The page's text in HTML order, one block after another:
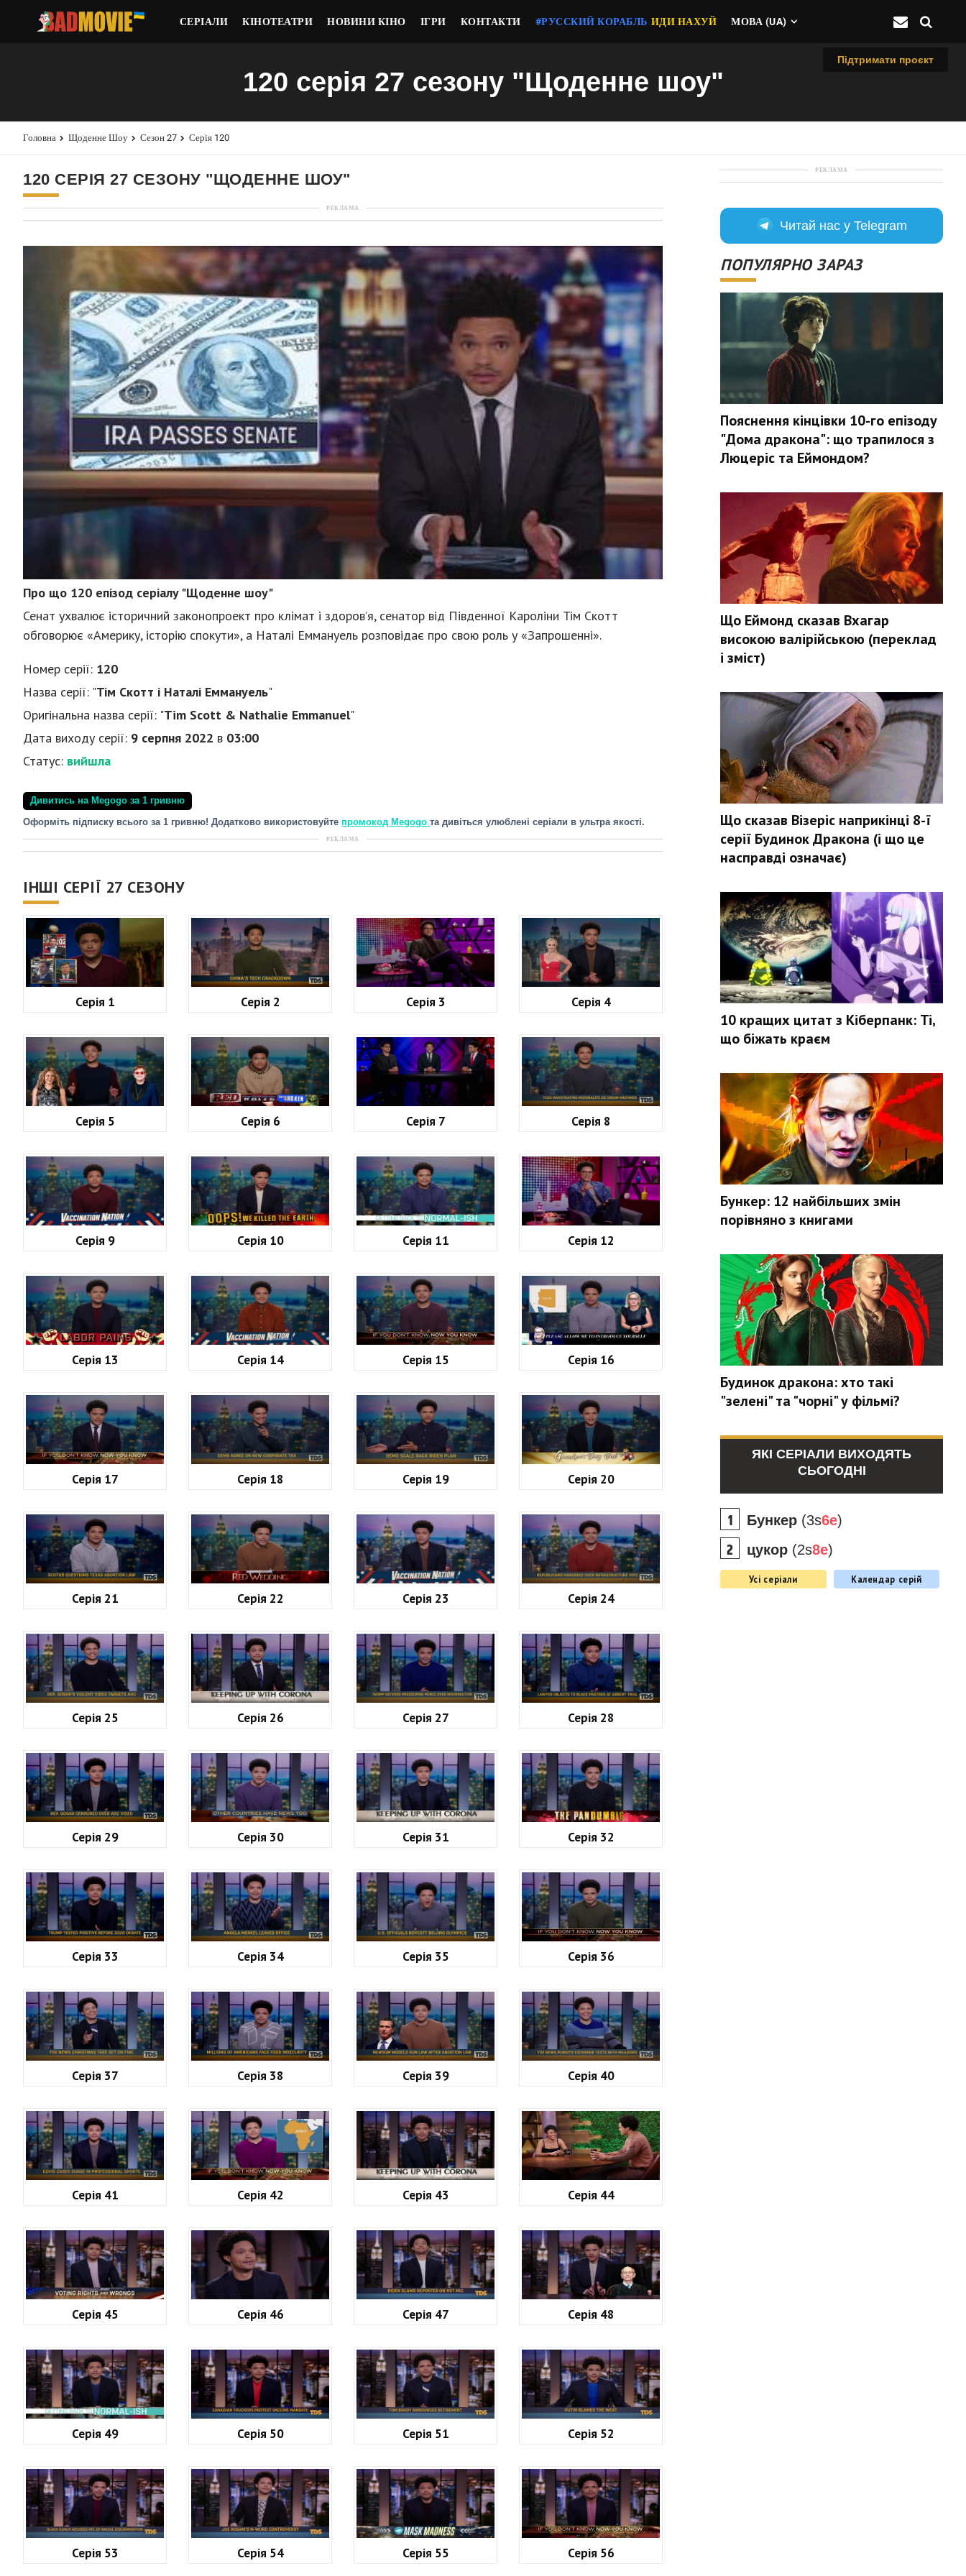
СЕРІАЛИ КІНОТЕАТРИ НОВИНИ КІНО ІГРИ КОНТАКТИ #РУССКИЙ КОРАБЛЬ ИДИ НАХУЙ МОВА (UA)
Підтримати проєкт
120 серія 27 сезону "Щоденне шоу"
Головна Щоденне Шоу Сезон 27 Серія 120
120 СЕРІЯ 27 СЕЗОНУ "ЩОДЕННЕ ШОУ"
РЕКЛАМА
Про що 120 епізод серіалу "Щоденне шоу"
Сенат ухвалює історичний законопроект про клімат і здоров’я, сенатор від Південної Кароліни Тім Скотт
обговорює «Америку, історію спокути», а Наталі Еммануель розповідає про свою роль у «Запрошенні».
Номер серії: 120
Назва серії: "Тім Скотт і Наталі Еммануель"
Оригінальна назва серії: "Tim Scott & Nathalie Emmanuel"
Дата виходу серії: 9 серпня 2022 в 03:00
Статус: вийшла
Дивитись на Megogo за 1 гривню
Оформіть підписку всього за 1 гривню! Додатково використовуйте промокод Megogo та дивіться улюблені серіали в ультра якості.
РЕКЛАМА
ІНШІ СЕРІЇ 27 СЕЗОНУ
Серія 1 Серія 2 Серія 3 Серія 4
Серія 5 Серія 6 Серія 7 Серія 8
Серія 9 Серія 10 Серія 11 Серія 12
Серія 13 Серія 14 Серія 15 Серія 16
Серія 17 Серія 18 Серія 19 Серія 20
Серія 21 Серія 22 Серія 23 Серія 24
Серія 25 Серія 26 Серія 27 Серія 28
Серія 29 Серія 30 Серія 31 Серія 32
Серія 33 Серія 34 Серія 35 Серія 36
Серія 37 Серія 38 Серія 39 Серія 40
Серія 41 Серія 42 Серія 43 Серія 44
Серія 45 Серія 46 Серія 47 Серія 48
Серія 49 Серія 50 Серія 51 Серія 52
Серія 53 Серія 54 Серія 55 Серія 56
РЕКЛАМА
Читай нас у Telegram
ПОПУЛЯРНО ЗАРАЗ
Пояснення кінцівки 10-го епізоду
"Дома дракона": що трапилося з
Люцеріс та Еймондом?
Що Еймонд сказав Вхагар
високою валірійською (переклад
і зміст)
Що сказав Візеріс наприкінці 8-ї
серії Будинок Дракона (і що це
насправді означає)
10 кращих цитат з Кіберпанк: Ті,
що біжать краєм
Бункер: 12 найбільших змін
порівняно з книгами
Будинок дракона: хто такі
"зелені" та "чорні" у фільмі?
ЯКІ СЕРІАЛИ ВИХОДЯТЬ
СЬОГОДНІ
Бункер (3s6e)
цукор (2s8e)
Усі серіали Календар серій